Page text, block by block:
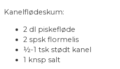
Kanelflødeskum:
2 dl piskefløde
2 spsk flormelis
½-1 tsk stødt kanel
1 knsp salt